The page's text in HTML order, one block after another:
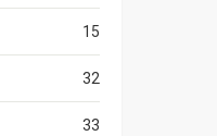
15
32
33